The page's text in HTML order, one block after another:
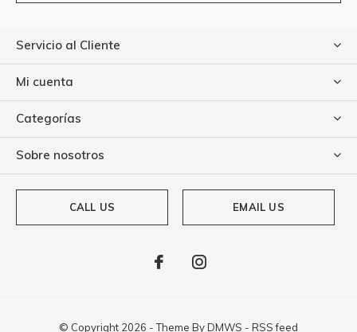
Servicio al Cliente
Mi cuenta
Categorías
Sobre nosotros
CALL US EMAIL US
© Copyright 2026 - Theme ByDMWS - RSS feed